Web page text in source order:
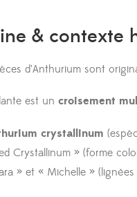
& contexte
d’Anthurium sont
est un croisement
crystallinum
Crystallinum » (forme
» et « Michelle »